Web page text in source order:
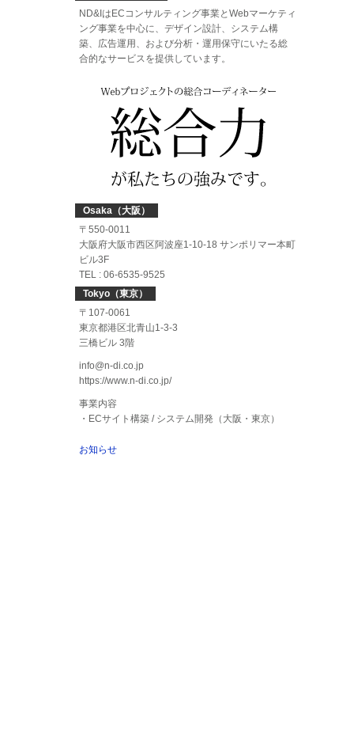
ND&IはECコンサルティング事業とWebマーケティ
ング事業を中心に、デザイン設計、システム構
築、広告運用、および分析・運用保守にいたる総
合的なサービスを提供しています。
Osaka（大阪）
〒550-0011
大阪府大阪市西区阿波座1-10-18 サンポリマー本町
ビル3F
TEL : 06-6535-9525
Tokyo（東京）
〒107-0061
東京都港区北青山1-3-3
三橋ビル 3階
info@n-di.co.jp
https://www.n-di.co.jp/
事業内容
・ECサイト構築 / システム開発（大阪・東京）
お知らせ